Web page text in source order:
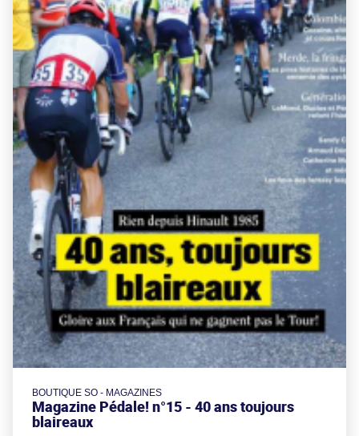
BOUTIQUE SO - MAGAZINES
Magazine Pédale! n°15 - 40 ans toujours
blaireaux